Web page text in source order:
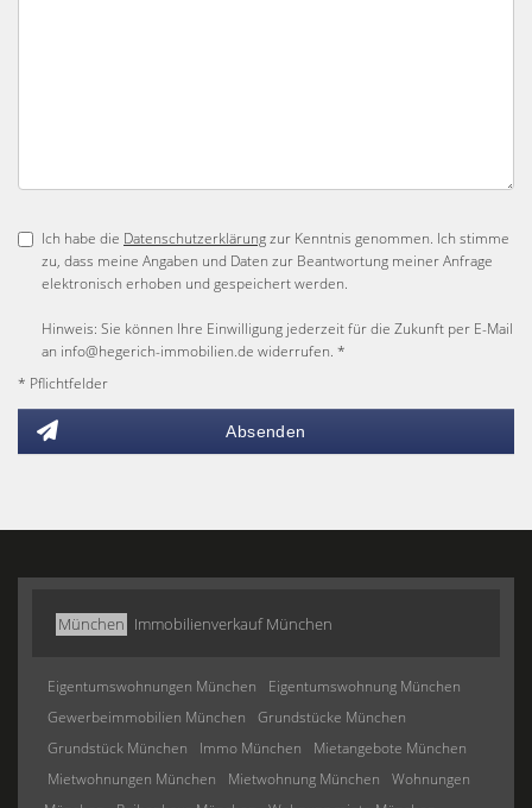
Ich habe die Datenschutzerklärungzur Kenntnis genommen. Ich stimme
zu, dass meine Angaben und Daten zur Beantwortung meiner Anfrage
elektronisch erhoben und gespeichert werden.
Hinweis: Sie können Ihre Einwilligung jederzeit für die Zukunft per E-Mail
an info@hegerich-immobilien.de widerrufen. *
* Pflichtfelder
Absenden
München Immobilienverkauf München
Eigentumswohnungen München
Eigentumswohnung München
Gewerbeimmobilien München
Grundstücke München
Grundstück München
Immo München
Mietangebote München
Mietwohnungen München
Mietwohnung München
Wohnungen